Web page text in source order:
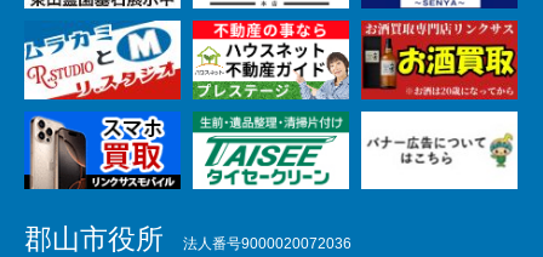
郡山市役所 法人番号9000020072036